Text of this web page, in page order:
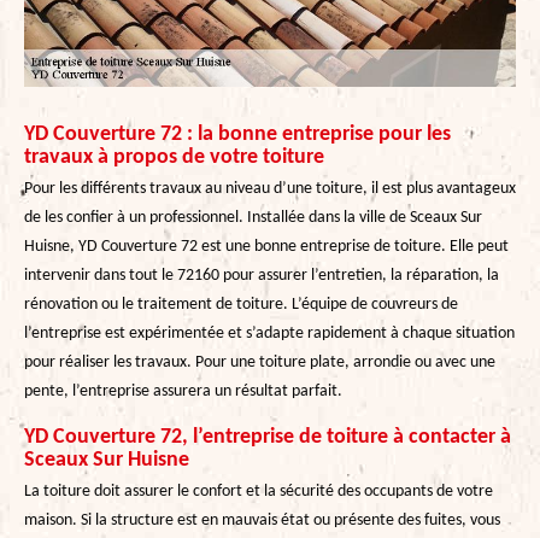
YD Couverture 72 : la bonne entreprise pour les
travaux à propos de votre toiture
Pour les différents travaux au niveau d’une toiture, il est plus avantageux
de les confier à un professionnel. Installée dans la ville de Sceaux Sur
Huisne, YD Couverture 72 est une bonne entreprise de toiture. Elle peut
intervenir dans tout le 72160 pour assurer l’entretien, la réparation, la
rénovation ou le traitement de toiture. L’équipe de couvreurs de
l’entreprise est expérimentée et s’adapte rapidement à chaque situation
pour réaliser les travaux. Pour une toiture plate, arrondie ou avec une
pente, l’entreprise assurera un résultat parfait.
YD Couverture 72, l’entreprise de toiture à contacter à
Sceaux Sur Huisne
La toiture doit assurer le confort et la sécurité des occupants de votre
maison. Si la structure est en mauvais état ou présente des fuites, vous